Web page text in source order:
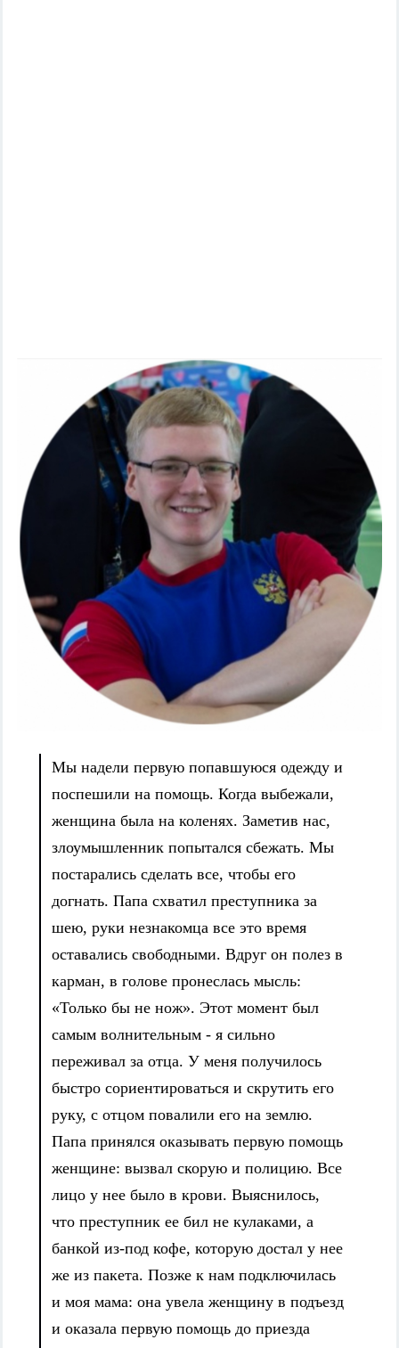
Мы надели первую попавшуюся одежду и
поспешили на помощь. Когда выбежали,
женщина была на коленях. Заметив нас,
злоумышленник попытался сбежать. Мы
постарались сделать все, чтобы его
догнать. Папа схватил преступника за
шею, руки незнакомца все это время
оставались свободными. Вдруг он полез в
карман, в голове пронеслась мысль:
«Только бы не нож». Этот момент был
самым волнительным - я сильно
переживал за отца. У меня получилось
быстро сориентироваться и скрутить его
руку, с отцом повалили его на землю.
Папа принялся оказывать первую помощь
женщине: вызвал скорую и полицию. Все
лицо у нее было в крови. Выяснилось,
что преступник ее бил не кулаками, а
банкой из-под кофе, которую достал у нее
же из пакета. Позже к нам подключилась
и моя мама: она увела женщину в подъезд
и оказала первую помощь до приезда